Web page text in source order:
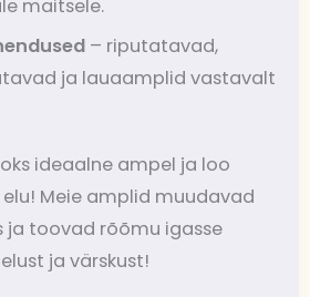
maitsele.
– riputatavad,
ja lauaamplid vastavalt
ideaalne ampel ja loo
Meie amplid muudavad
ja toovad rõõmu igasse
ja värskust!